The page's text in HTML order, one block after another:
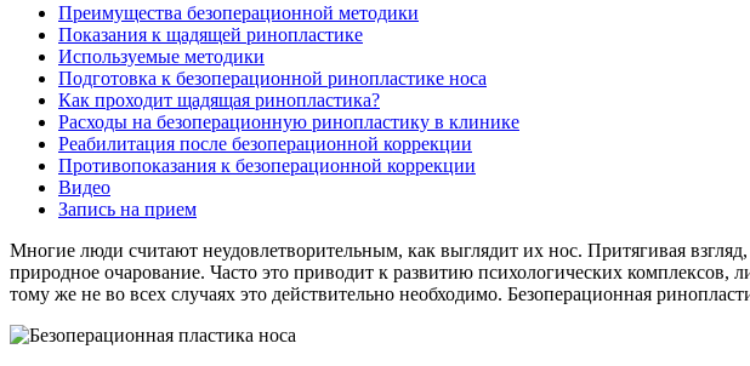
Преимущества безоперационной методики
Показания к щадящей ринопластике
Используемые методики
Подготовка к безоперационной ринопластике носа
Как проходит щадящая ринопластика?
Расходы на безоперационную ринопластику в клинике
Реабилитация после безоперационной коррекции
Противопоказания к безоперационной коррекции
Видео
Запись на прием
Многие люди считают неудовлетворительным, как выглядит их нос. Притягивая
природное очарование. Часто это приводит к развитию психологических
тому же не во всех случаях это действительно необходимо. Безоперационная